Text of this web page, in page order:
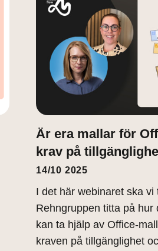
Är era mallar för
krav på
14/10 2025
I det här webinaret ska vi
Rehngruppen titta på hur
kan ta hjälp av Office-
kraven på tillgänglighet